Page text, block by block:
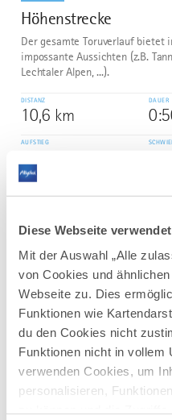
Diese Webseite
Mit der Auswahl „Alle
von Cookies und
Webseite zu. Dies
Funktionen wie
du den Cookies nicht
Funktionen nicht in vollem
verwenden Cookies, um
personalisieren,
2
Höhenstrecke
Der gesamte Toruverlauf bietet
impossante Aussichten (z.B.
Lechtaler Alpen, ...).
DISTANZ
10,6 km
DAUER
AUFSTIEG
Rehbach-Runde
Eine wunderschöne und
Grenzgebiet von Österreich und
DISTANZ
10,5 km
DAUER
76 m